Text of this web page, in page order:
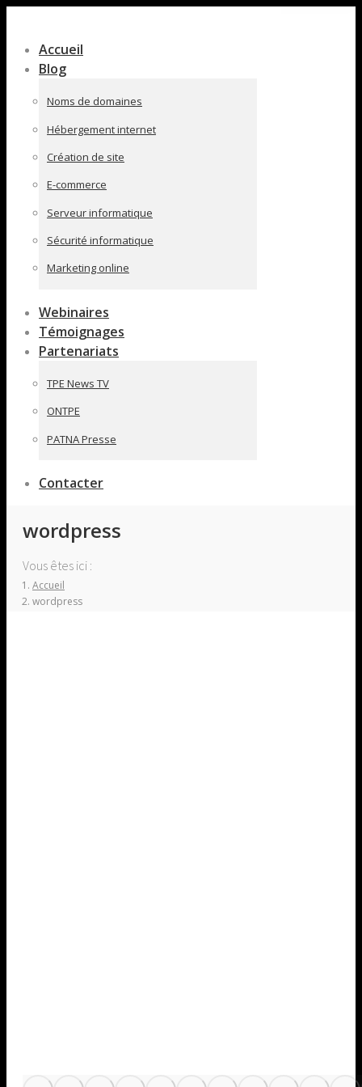
pleine
largeur
Accueil
Blog
Noms de domaines
Hébergement internet
Création de site
E-commerce
Serveur informatique
Sécurité informatique
Marketing online
Webinaires
Témoignages
Partenariats
TPE News TV
ONTPE
PATNA Presse
Contacter
wordpress
Vous êtes ici :
Accueil
wordpress